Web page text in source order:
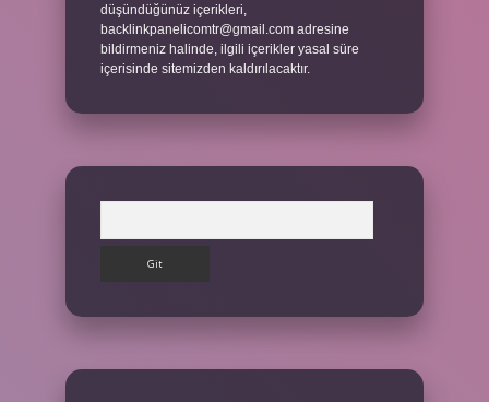
düşündüğünüz içerikleri,
backlinkpanelicomtr@gmail.com adresine
bildirmeniz halinde, ilgili içerikler yasal süre
içerisinde sitemizden kaldırılacaktır.